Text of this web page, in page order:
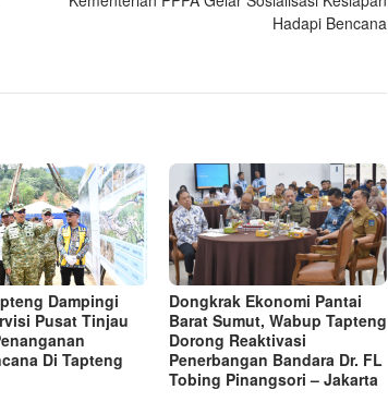
Hadapi Bencana
Dampingi
Pusat Tinjau
Di Tapteng
Dongkrak Ekonomi Pantai
Barat Sumut, Wabup Tapteng
Dorong Reaktivasi
Penerbangan Bandara Dr. FL
Tobing Pinangsori – Jakarta